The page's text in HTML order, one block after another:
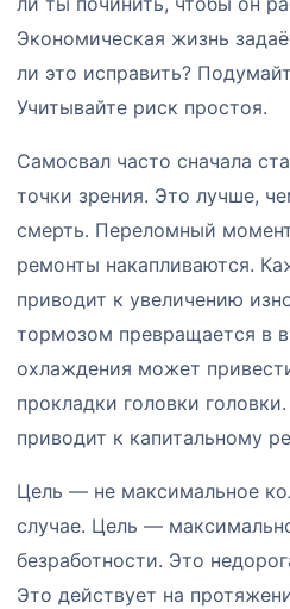
Экономическая жизнь
ли это исправить?
Учитывайте риск простоя.
Самосвал часто сначала
точки зрения. Это лучше,
смерть. Переломный момент
ремонты накапливаются.
приводит к увеличению
тормозом превращается в
охлаждения может
прокладки головки
приводит к капитальному
Цель — не максимальное
случае. Цель —
безработности. Это
Это действует на